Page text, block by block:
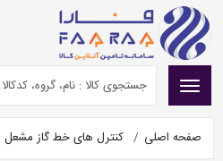
صفحه اصلی کنترل های خط گاز مشعل